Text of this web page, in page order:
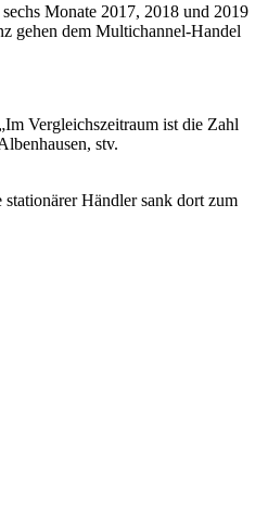
Monate 2017, 2018 und 2019
gehen dem Multichannel-Handel
Vergleichszeitraum ist die Zahl
stv.
Händler sank dort zum